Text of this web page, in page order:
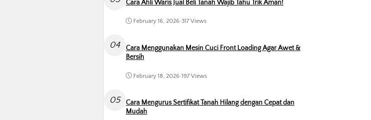
Cara Ahli Waris Jual Beli Tanah Wajib Tahu Trik Aman!
February 16, 2026•317 Views
04
Cara Menggunakan Mesin Cuci Front Loading Agar Awet &
Bersih
February 18, 2026•197 Views
05
Cara Mengurus Sertifikat Tanah Hilang dengan Cepat dan
Mudah